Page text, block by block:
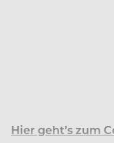
Hier geht’s zum